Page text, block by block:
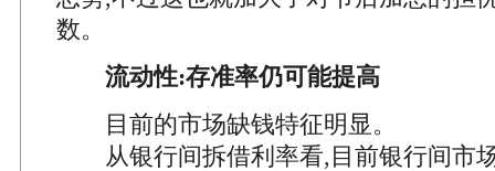
数。
流动性:存准率仍可能提高
目前的市场缺钱特征明显。
从银行间拆借利率看,目前银行间市